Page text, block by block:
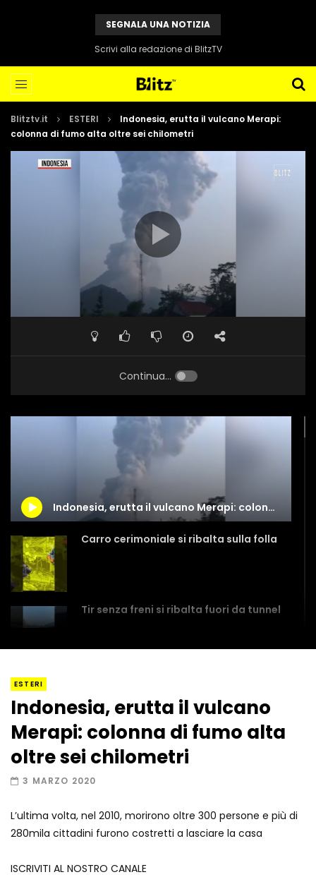
SEGNALA UNA NOTIZIA
Scrivi alla redazione di BlitzTV
Blitztv.it ESTERI
Indonesia, erutta il vulcano Merapi:
colonna di fumo alta oltre sei chilometri
Continua...
Indonesia, erutta il vulcano Merapi: colonna di fumo alta oltre sei chilometri
Carro cerimoniale si ribalta sulla folla
Tir senza freni si ribalta fuori da tunnel
Amiocuggino fa saltare in aria il drone
Record di baci in 30 secondi
ESTERI
Indonesia, erutta il vulcano
Merapi: colonna di fumo alta
oltre sei chilometri
3 MARZO 2020
L’ultima volta, nel 2010, morirono oltre 300 persone e più di
280mila cittadini furono costretti a lasciare la casa
ISCRIVITI AL NOSTRO CANALE